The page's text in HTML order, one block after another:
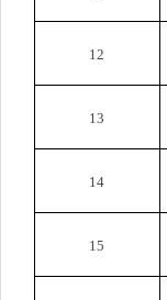
12
13
14
15